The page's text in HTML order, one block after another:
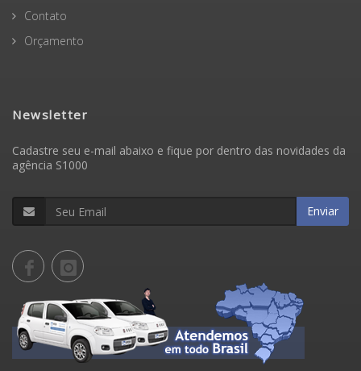
Contato
Orçamento
Newsletter
Cadastre seu e-mail abaixo e fique por dentro das novidades da
agência S1000
Enviar